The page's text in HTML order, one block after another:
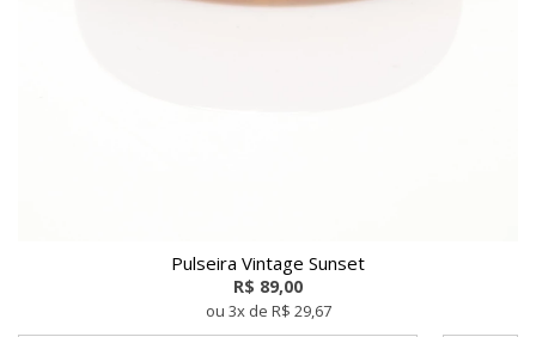
Pulseira Vintage Sunset
R$ 89,00
ou 3x de R$ 29,67